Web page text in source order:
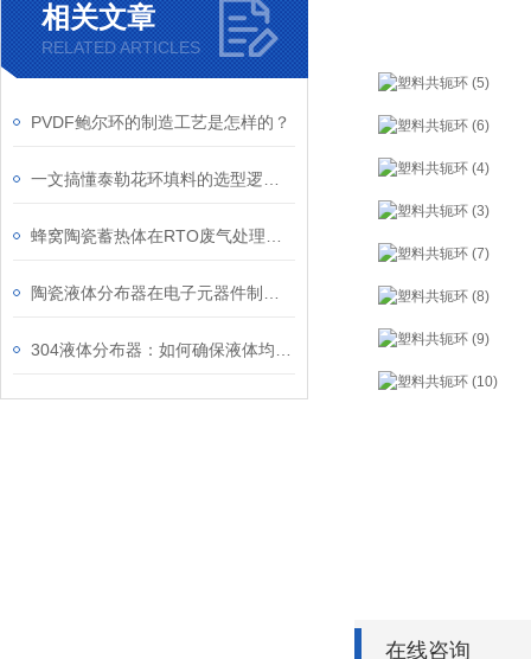
相关文章
RELATED ARTICLES
PVDF鲍尔环的制造工艺是怎样的？
在线咨询